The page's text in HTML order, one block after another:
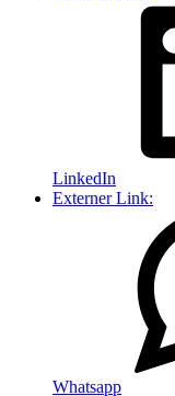
LinkedIn
Externer Link:
Whatsapp